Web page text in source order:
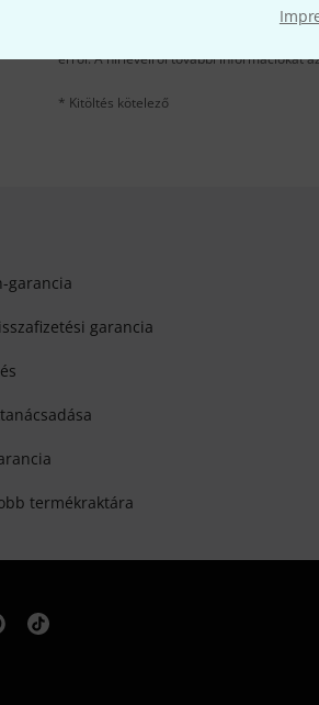
A "Bejelentkezés" gombra kattintva
erről. A hírlevélről további információkat
* Kitöltés kötelező
garancia
garancia
termékraktára